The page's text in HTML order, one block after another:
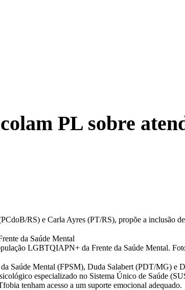
PL sobre
RS) e Carla Ayres (PT/RS), propõe a inclusão
LGBTQIAPN+ da Frente da Saúde Mental.
Saúde Mental (FPSM), Duda Salabert (PDT/MG)
especializado no Sistema Único de Saúde
tenham acesso a um suporte emocional adequado.